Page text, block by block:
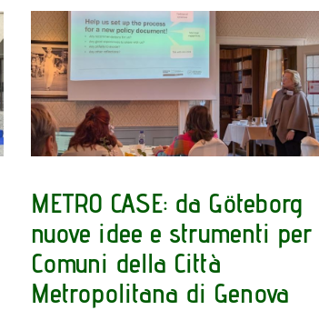
METRO CASE: da Göteborg
nuove idee e strumenti
Comuni della Città
Metropolitana di Genova